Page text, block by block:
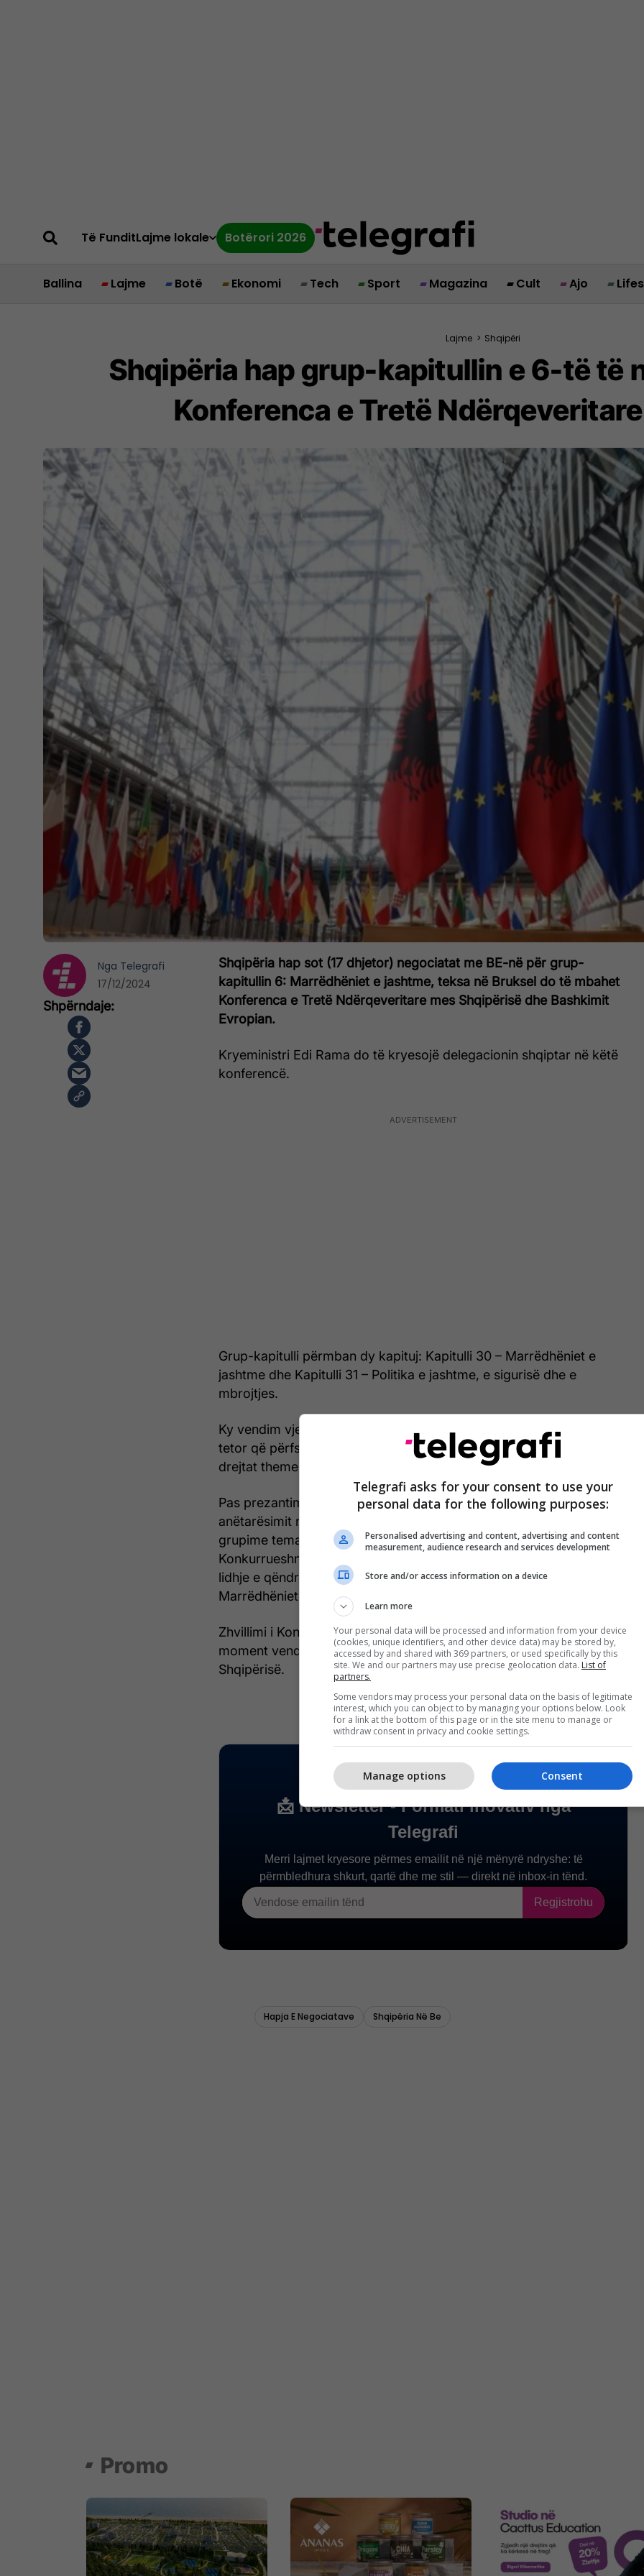
Të FunditLajme lokale Botërori 2026
Ballina Lajme Botë Ekonomi Tech Sport Magazina Cult Ajo
Lajme > Shqipëri
Shqipëria hap grup-kapitullin e 6-të të
Konferenca e Tretë
Shqipëria hap sot (17 dhjetor) negociatat me BE-në për grup-
kapitullin 6: Marrëdhëniet e jashtme, teksa në Bruksel do të mbahet
Konferenca e Tretë Ndërqeveritare mes Shqipërisë dhe Bashkimit
Evropian.
Kryeministri Edi Rama do të kryesojë delegacionin shqiptar në këtë
konferencë.
Grup-kapitulli përmban dy kapituj: Kapitulli 30 – Marrëdhëniet e
jashtme dhe Kapitulli 31 – Politika e jashtme, e sigurisë dhe e
mbrojtjes.
Ky vendim vjen pas hapjes së kapitullit të “Themeloreve”, më 15
tetor që përfshin reformat kyçe në drejtësi, sundimin e ligjit, të
drejtat themelore dhe funksionimin e institucioneve demokratike.
Pas prezantimit të metodologjisë së rishikuar për negociatat e
anëtarësimit në vitin 2020, kapitujt negociues ndahen në gjashtë
grupime tematike: Themeloret; Tregu i brendshëm;
Konkurrueshmëria dhe rritja gjithëpërfshirëse; Axhenda e gjelbër dhe
lidhje e qëndrueshme; Burimet, bujqësia dhe kohezioni;
Marrëdhëniet e jashtme.
Zhvillimi i Konferencës Ndërqeveritare pritet të shënojë një tjetër
moment vendimtar për ecurinë e procesit të anëtarësimit të
Shqipërisë.
Nga Telegrafi
17/12/2024
Telegrafi asks for your consent to use your
personal data for the following purposes:
Personalised advertising and content, advertising and content
measurement, audience research and services development
Store and/or access information on a device
Learn more
Your personal data will be processed and information from your device
(cookies, unique identifiers, and other device data) may be stored by,
accessed by and shared with 369 partners, or used specifically by this
site. We and our partners may use precise geolocation data. List of
partners.
Some vendors may process your personal data on the basis of legitimate
interest, which you can object to by managing your options below. Look
for a link at the bottom of this page or in the site menu to manage or
withdraw consent in privacy and cookie settings.
Consent
Manage options